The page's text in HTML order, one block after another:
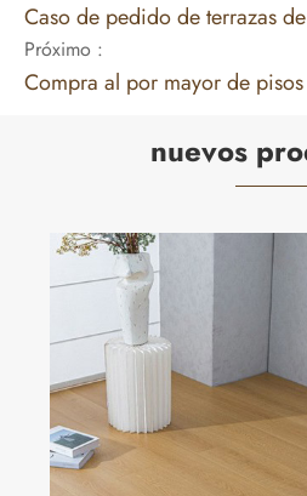
Caso de pedido de terrazas
Próximo :
Compra al por mayor de pisos
nuevos